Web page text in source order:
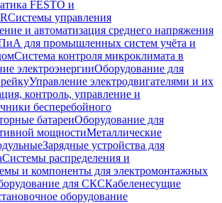
FESTO и
Системы управления
и автоматизация среднего напряжения
для промышленных систем учёта и
Система контроля микроклимата в
электроэнергииОборудование для
Управление электродвигателями и их
контроль, управление и
бесперебойного
батареиОборудование для
мощностиМеталлические
Зарядные устройства для
Системы распределения и
и компоненты для электромонтажных
для СКСКабеленесущие
оборудование